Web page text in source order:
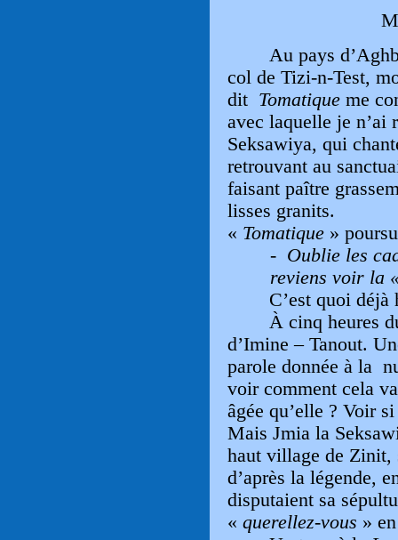
Au pays
col de Tizi-n-Test,
dit Tomatique me
avec laquelle je n’ai
Seksawiya, qui
retrouvant au
faisant paître
lisses granits.
« Tomatique »
- Oublie les
reviens voir la
C’est quoi
À cinq heures
d’Imine – Tanout.
parole donnée à la
voir comment cela
âgée qu’elle ? Voir
Mais Jmia la
haut village de Zinit,
d’après la légende,
disputaient sa
« querellez-vous »